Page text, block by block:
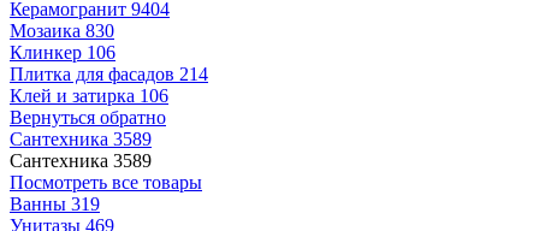
Керамогранит 9404
Мозаика 830
Клинкер 106
Плитка для фасадов 214
Клей и затирка 106
Вернуться обратно
Сантехника 3589
Сантехника 3589
Посмотреть все товары
Ванны 319
Унитазы 469